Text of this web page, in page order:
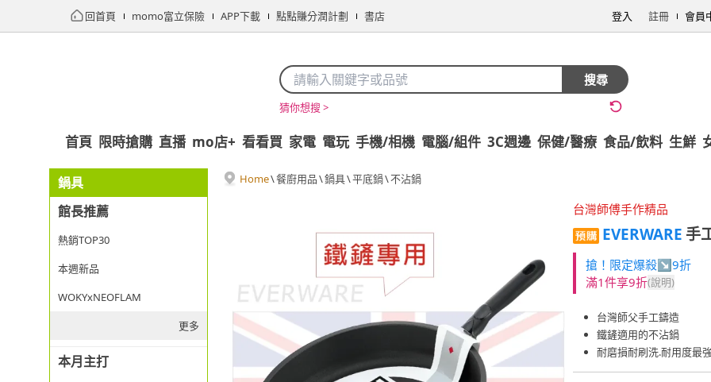
回首頁 momo富立保險 APP下載 點點賺分潤計劃 書店 登入 註冊 會員
搜尋
猜你想搜 >
首頁 限時搶購 直播 mo店+ 看看買 家電 電玩 手機/相機 電腦/組件 3C週邊 保健/醫療 食品/飲料 生鮮
鍋具
館長推薦
熱銷TOP30
本週新品
WOKYxNEOFLAM
更多
本月主打
Home\餐廚用品\鍋具\平底鍋\不沾鍋
台灣師傅手作精品
EVERWARE 手
搶！限定爆殺↘9折
滿1件享9折(說明)
台灣師父手工鑄造
鐵鏟適用的不沾鍋
耐磨損耐刷洗.耐用度最強